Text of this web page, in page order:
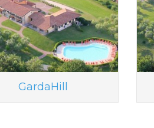
GardaHill